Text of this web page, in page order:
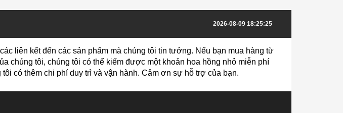
2026-08-09 18:25:25
liên kết đến các sản phẩm mà chúng tôi tin tưởng. Nếu bạn mua hàng từ
chúng tôi, chúng tôi có thể kiếm được một khoản hoa hồng nhỏ miễn phí
có thêm chi phí duy trì và vận hành. Cảm ơn sự hỗ trợ của bạn.